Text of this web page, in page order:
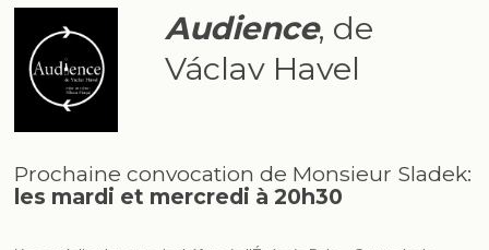
Audience, de
Václav Havel
Prochaine convocation de Monsieur Sladek:
les mardi et mercredi à 20h30